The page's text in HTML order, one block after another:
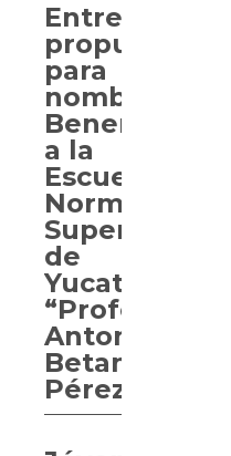
Entregan
propuesta
para
nombrar
Benemérita
a la
Escuela
Normal
Superior
de
Yucatán
“Profesor
Antonio
Betancourt
Pérez”